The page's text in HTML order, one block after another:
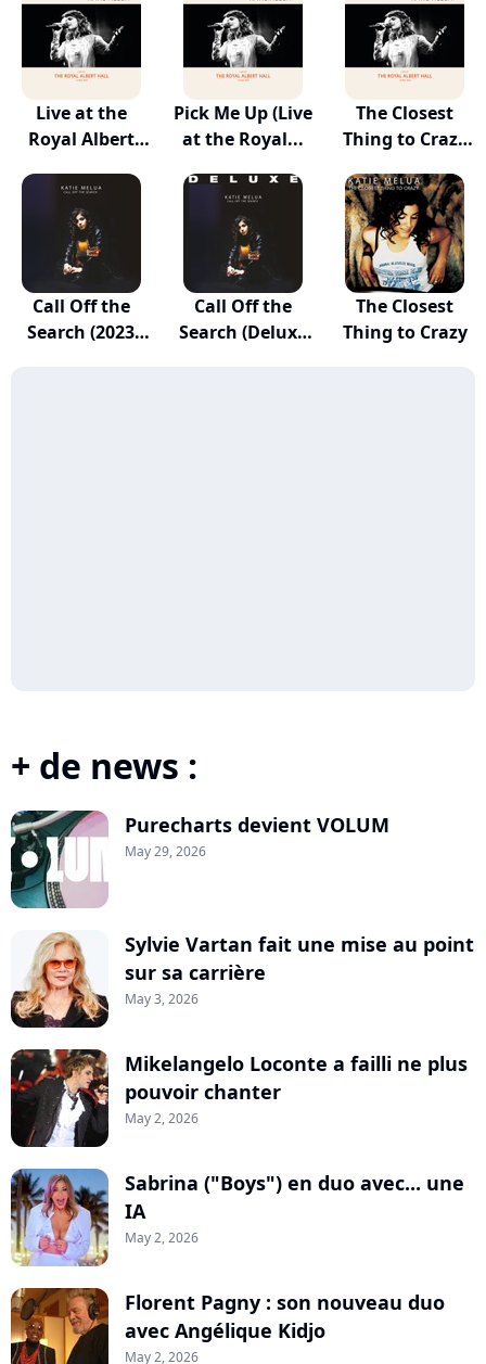
Live at the
Royal Albert
Pick Me Up (Live
at the Royal...
The Closest
Thing to Crazy
Call Off the
Search (2023
Call Off the
Search (Deluxe
The Closest
Thing to Crazy
+ de news :
Purecharts devient VOLUM
May 29, 2026
Sylvie Vartan fait une mise au point
sur sa carrière
May 3, 2026
Mikelangelo Loconte a failli ne plus
pouvoir chanter
May 2, 2026
Sabrina ("Boys") en duo avec... une
IA
May 2, 2026
Florent Pagny : son nouveau duo
avec Angélique Kidjo
May 2, 2026